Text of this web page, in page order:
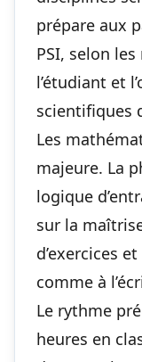
prépare aux
PSI, selon
l’étudiant et
scientifiques
Les
majeure. La
logique
sur la
d’exercices
comme à
Le rythme
heures en